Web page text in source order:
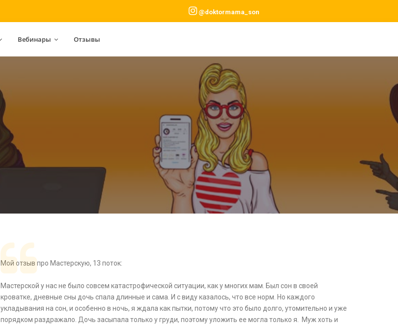
@doktormama_son
Вебинары Отзывы
Мой отзыв про Мастерскую, 13 поток:
⠀
Мастерской у нас не было совсем катастрофической ситуации, как у многих мам. Был сон в своей
кроватке, дневные сны дочь спала длинные и сама. И с виду казалось, что все норм. Но каждого
укладывания на сон, и особенно в ночь, я ждала как пытки, потому что это было долго, утомительно и уже
порядком раздражало. Дочь засыпала только у груди, поэтому уложить ее могла только я. Муж хоть и